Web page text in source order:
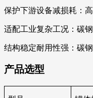
保护下游设备减损耗：
适配工业复杂工况：碳
结构稳定耐用性强：碳
产品选型